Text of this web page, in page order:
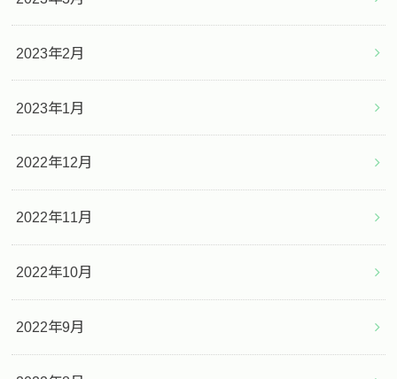
2023年2月
2023年1月
2022年12月
2022年11月
2022年10月
2022年9月